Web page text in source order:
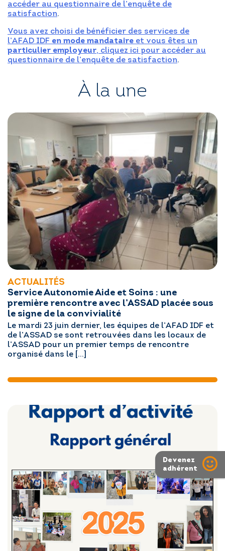
accéder au questionnaire de l’enquête de
satisfaction.
Vous avez choisi de bénéficier des services de
l’AFAD IDF en mode mandataire et vous êtes un
particulier employeur, cliquez ici pour accéder au
questionnaire de l’enquête de satisfaction.
À la une
ACTUALITÉS
Service Autonomie Aide et Soins : une
première rencontre avec l’ASSAD placée sous
le signe de la convivialité
Le mardi 23 juin dernier, les équipes de l’AFAD IDF et
de l’ASSAD se sont retrouvées dans les locaux de
l’ASSAD pour un premier temps de rencontre
organisé dans le […]
Devenez
adhérent